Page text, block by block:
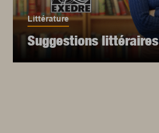
Littérature
Suggestions littéraires